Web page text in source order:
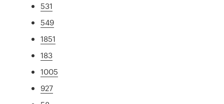
531
549
1851
183
1005
927